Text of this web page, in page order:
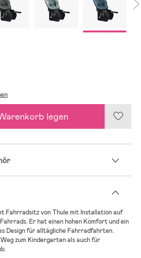
legen
Fahrradsitz von Thule mit Installation auf
Er hat einen hohen Komfort und ein
Design für alltägliche Fahrradfahrten.
zum Kindergarten als auch für